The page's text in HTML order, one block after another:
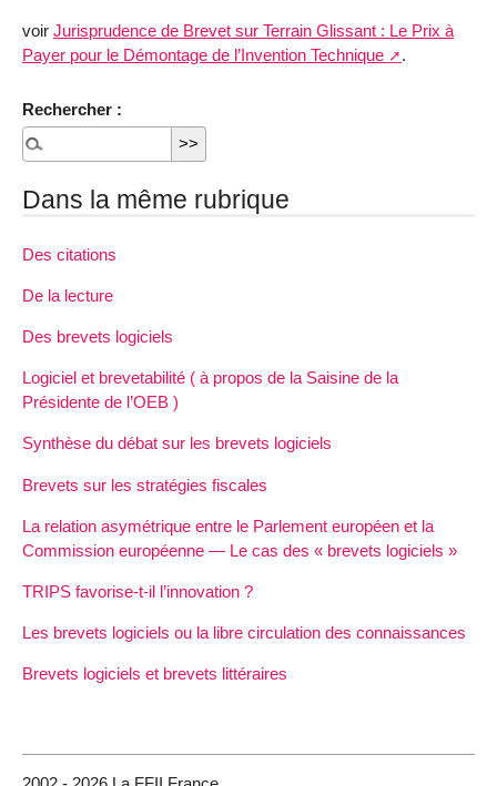
voir Jurisprudence de Brevet sur Terrain Glissant : Le Prix à
Payer pour le Démontage de l’Invention Technique
.
Rechercher :
Dans la même rubrique
Des citations
De la lecture
Des brevets logiciels
Logiciel et brevetabilité ( à propos de la Saisine de la
Présidente de l’OEB )
Synthèse du débat sur les brevets logiciels
Brevets sur les stratégies fiscales
La relation asymétrique entre le Parlement européen et la
Commission européenne — Le cas des « brevets logiciels »
TRIPS favorise-t-il l’innovation ?
Les brevets logiciels ou la libre circulation des connaissances
Brevets logiciels et brevets littéraires